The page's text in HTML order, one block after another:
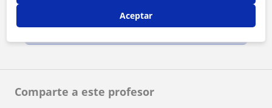
Comparte a este profesor
Contactar ahora
Aceptar